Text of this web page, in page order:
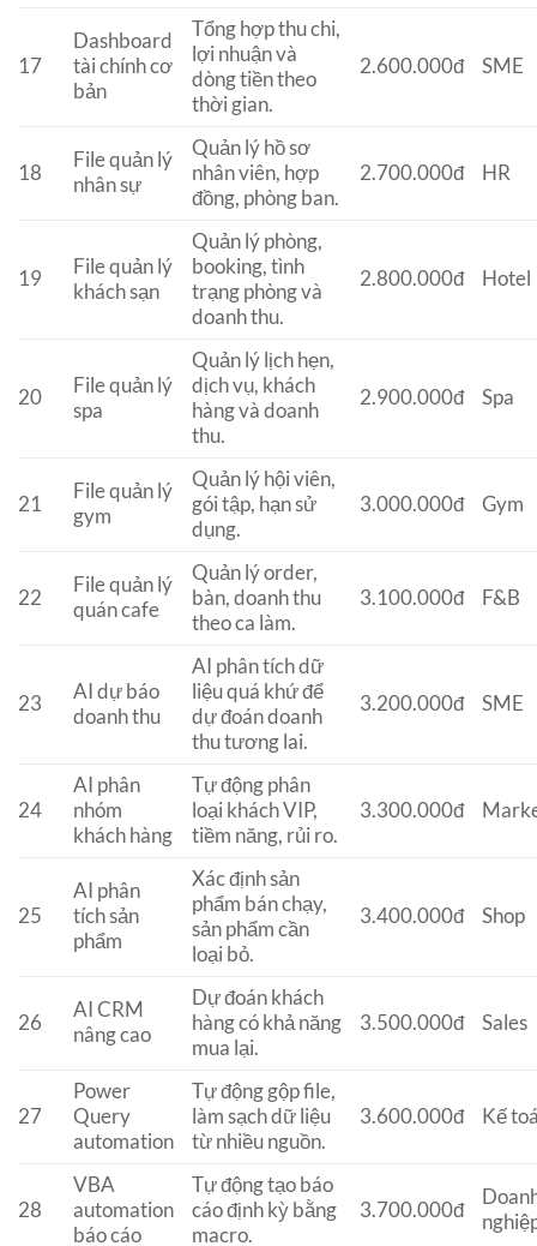
17
Dashboard
tài chính cơ
bản
Tổng hợp thu chi,
lợi nhuận và
dòng tiền theo
thời gian.
2.600.000đ SME
18
File quản lý
nhân sự
Quản lý hồ sơ
nhân viên, hợp
đồng, phòng ban.
2.700.000đ HR
19
File quản lý
khách sạn
Quản lý phòng,
booking, tình
trạng phòng và
doanh thu.
2.800.000đ Hotel
20
File quản lý
spa
Quản lý lịch hẹn,
dịch vụ, khách
hàng và doanh
thu.
2.900.000đ Spa
21
File quản lý
gym
Quản lý hội viên,
gói tập, hạn sử
dụng.
3.000.000đ Gym
22
File quản lý
quán cafe
Quản lý order,
bàn, doanh thu
theo ca làm.
3.100.000đ F&B
23
AI dự báo
doanh thu
AI phân tích dữ
liệu quá khứ để
dự đoán doanh
thu tương lai.
3.200.000đ SME
24
AI phân
nhóm
khách hàng
Tự động phân
loại khách VIP,
tiềm năng, rủi ro.
3.300.000đ
25
AI phân
tích sản
phẩm
Xác định sản
phẩm bán chạy,
sản phẩm cần
loại bỏ.
3.400.000đ Shop
26
AI CRM
nâng cao
Dự đoán khách
hàng có khả năng
mua lại.
3.500.000đ Sales
27
Power
Query
automation
Tự động gộp file,
làm sạch dữ liệu
từ nhiều nguồn.
3.600.000đ Kế
28
VBA
automation
báo cáo
Tự động tạo báo
cáo định kỳ bằng
macro.
3.700.000đ